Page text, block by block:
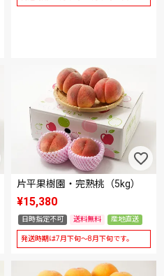
片平果樹園・完熟桃（5kg）
¥15,380
日時指定不可 送料無料 産地直送
発送時期は7月下旬～8月下旬です。